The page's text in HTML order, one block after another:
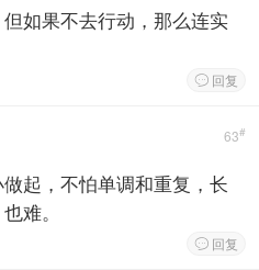
如果不去行动，那么连实
 回复
63#
起，不怕单调和重复，长
难。
 回复